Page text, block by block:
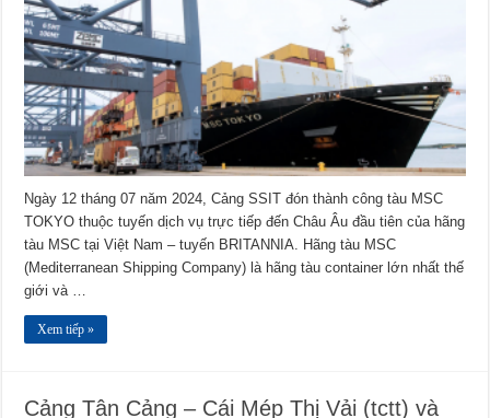
Ngày 12 tháng 07 năm 2024, Cảng SSIT đón thành công tàu MSC
TOKYO thuộc tuyến dịch vụ trực tiếp đến Châu Âu đầu tiên của hãng
tàu MSC tại Việt Nam – tuyến BRITANNIA. Hãng tàu MSC
(Mediterranean Shipping Company) là hãng tàu container lớn nhất thế
giới và …
Xem tiếp »
Cảng Tân Cảng – Cái Mép Thị Vải (tctt) và